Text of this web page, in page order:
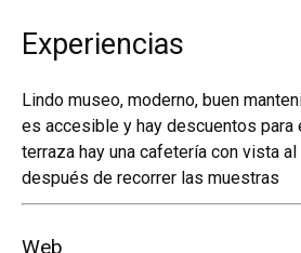
Experiencias
Lindo museo, moderno, buen
es accesible y hay descuentos para
terraza hay una cafetería con vista
después de recorrer las muestras
Web